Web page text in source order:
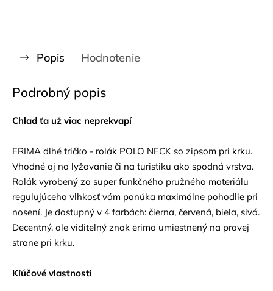
Popis Hodnotenie
Podrobný popis
Chlad ťa už viac neprekvapí
ERIMA dlhé tričko - rolák POLO NECK so zipsom pri krku.
Vhodné aj na lyžovanie či na turistiku ako spodná vrstva.
Rolák vyrobený zo super funkčného pružného materiálu
regulujúceho vlhkosť vám ponúka maximálne pohodlie pri
nosení. Je dostupný v 4 farbách: čierna, červená, biela, sivá.
Decentný, ale viditeľný znak erima umiestnený na pravej
strane pri krku.
Kľúčové vlastnosti